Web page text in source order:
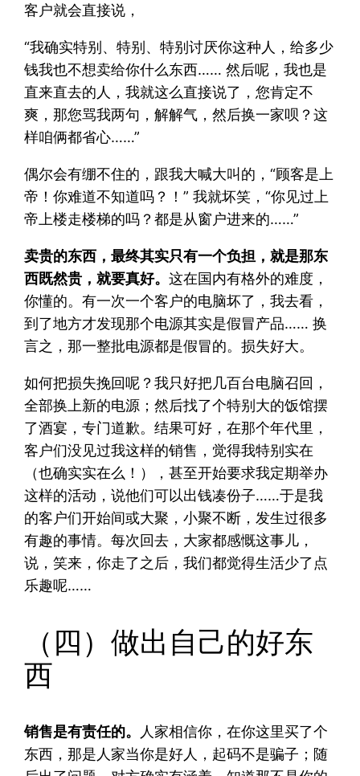
客户就会直接说，
“我确实特别、特别、特别讨厌你这种人，给多少
钱我也不想卖给你什么东西…… 然后呢，我也是
直来直去的人，我就这么直接说了，您肯定不
爽，那您骂我两句，解解气，然后换一家呗？这
样咱俩都省心……”
偶尔会有绷不住的，跟我大喊大叫的，“顾客是上
帝！你难道不知道吗？！” 我就坏笑，“你见过上
帝上楼走楼梯的吗？都是从窗户进来的……”
卖贵的东西，最终其实只有一个负担，就是那东
西既然贵，就要真好。这在国内有格外的难度，
你懂的。有一次一个客户的电脑坏了，我去看，
到了地方才发现那个电源其实是假冒产品…… 换
言之，那一整批电源都是假冒的。损失好大。
如何把损失挽回呢？我只好把几百台电脑召回，
全部换上新的电源；然后找了个特别大的饭馆摆
了酒宴，专门道歉。结果可好，在那个年代里，
客户们没见过我这样的销售，觉得我特别实在
（也确实实在么！），甚至开始要求我定期举办
这样的活动，说他们可以出钱凑份子……于是我
的客户们开始间或大聚，小聚不断，发生过很多
有趣的事情。每次回去，大家都感慨这事儿，
说，笑来，你走了之后，我们都觉得生活少了点
乐趣呢……
（四）做出自己的好东
西
销售是有责任的。
人家相信你，在你这里买了个
东西，那是人家当你是好人，起码不是骗子；随